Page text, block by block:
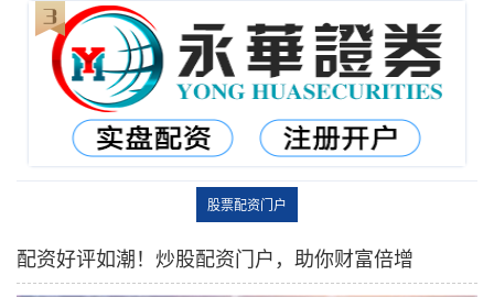
股票配资门户
配资好评如潮！炒股配资门户，助你财富倍增